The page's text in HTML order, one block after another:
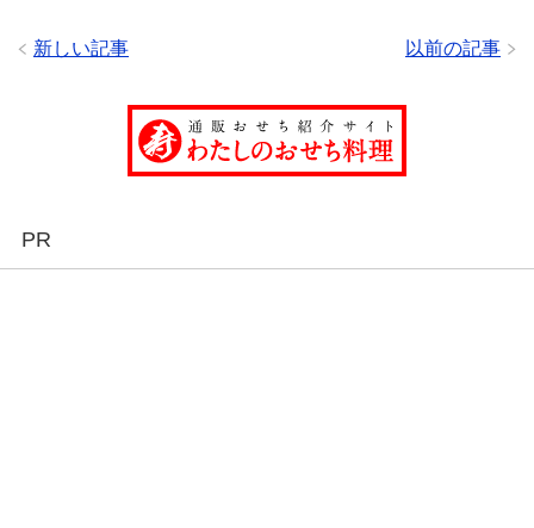
以前の記事
新しい記事
PR